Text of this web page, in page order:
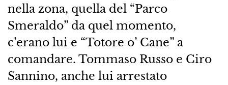
nella zona, quella del “Parco
Smeraldo” da quel momento,
c’erano lui e “Totore o’ Cane” a
comandare. Tommaso Russo e Ciro
Sannino, anche lui arrestato